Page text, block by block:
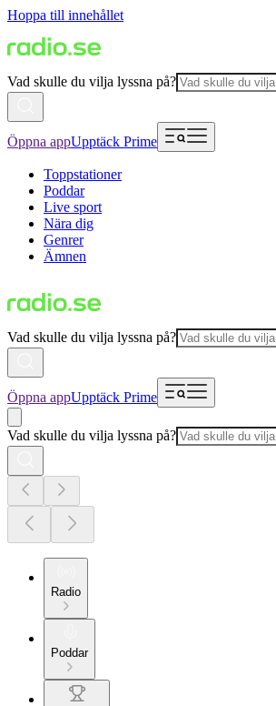
Hoppa till innehållet
Vad skulle du vilja lyssna på?
Öppna appUpptäck Prime
Toppstationer
Poddar
Live sport
Nära dig
Genrer
Ämnen
Vad skulle du vilja lyssna på?
Öppna appUpptäck Prime
Vad skulle du vilja lyssna på?
Radio
Poddar